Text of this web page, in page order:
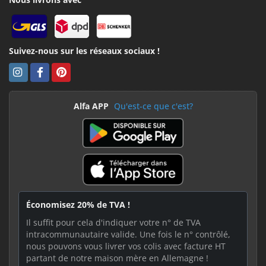
Suivez-nous sur les réseaux sociaux !
Alfa APP Qu'est-ce que c'est?
Économisez 20% de TVA !
Il suffit pour cela d'indiquer votre n° de TVA
intracommunautaire valide. Une fois le n° contrôlé,
nous pouvons vous livrer vos colis avec facture HT
partant de notre maison mère en Allemagne !